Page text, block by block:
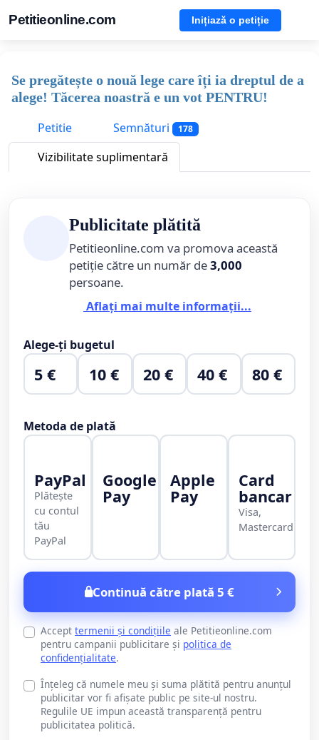
Petitieonline.com Inițiază o petiție
Se pregătește o nouă lege care îți ia dreptul de a
alege! Tăcerea noastră e un vot PENTRU!
Petitie
Semnături 178
Vizibilitate suplimentară
Publicitate plătită
Petitieonline.com va promova această
petiție către un număr de3,000
persoane.
Aflați mai multe informații...
Alege-ți bugetul
5 € 10 € 20 € 40 € 80 €
Metoda de plată
PayPal
Plătește
cu contul
tău
PayPal
Google
Pay
Apple
Pay
Card
bancar
Visa,
Mastercard
Continuă către plată 5 €
Accept termenii și condițiile ale Petitieonline.com
pentru campanii publicitare și politica de
confidențialitate.
Înțeleg că numele meu și suma plătită pentru anunțul
publicitar vor fi afișate public pe site-ul nostru.
Regulile UE impun această transparență pentru
publicitatea politică.